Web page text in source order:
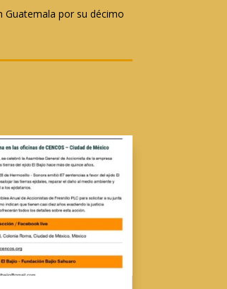
Guatemala por su décimo